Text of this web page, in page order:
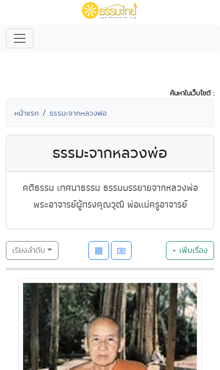
ค้นหาในเว็บไซต์ :
หน้าแรก ธรรมะจากหลวงพ่อ
ธรรมะจากหลวงพ่อ
คติธรรม เทศนาธรรม ธรรมบรรยายจากหลวงพ่อ
พระอาจารย์ผู้ทรงคุณวุฒิ พ่อแม่ครูอาจารย์
เรียงลำดับ + เพิ่มเรื่อง